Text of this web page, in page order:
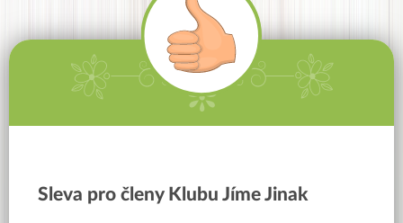
Sleva pro členy Klubu Jíme Jinak